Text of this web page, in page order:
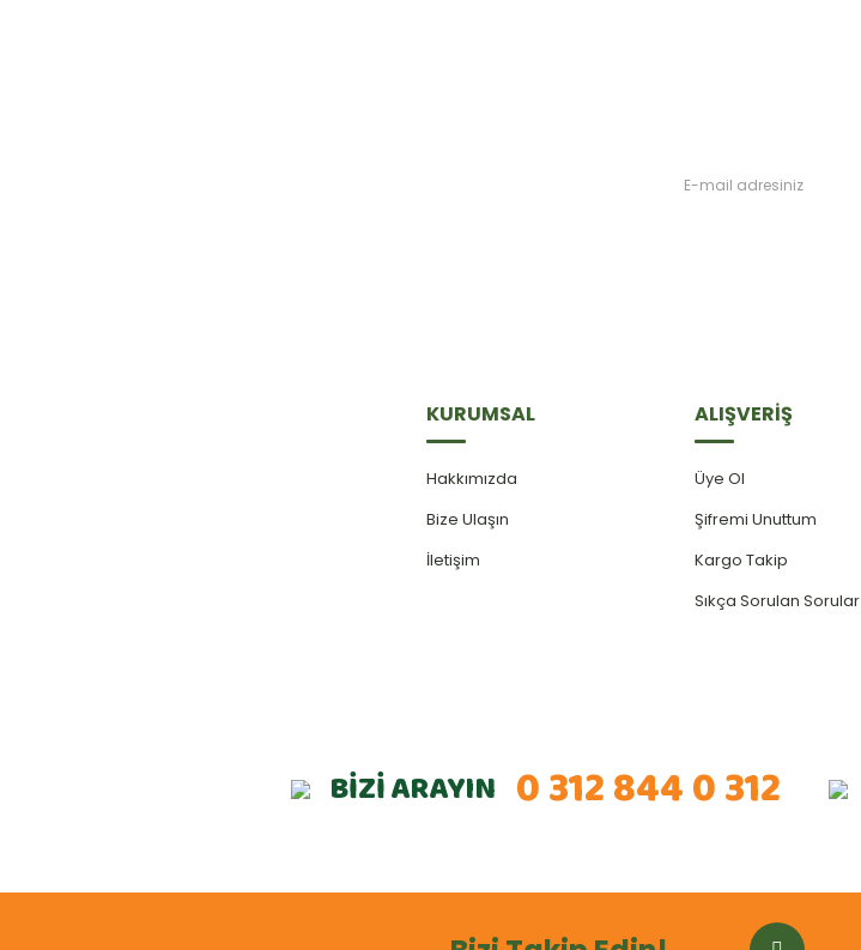
KURUMSAL
Hakkımızda
Bize Ulaşın
İletişim
ALIŞVERİŞ
Üye Ol
Şifremi Unuttum
Kargo Takip
Sıkça Sorulan Sorular
BİZİ ARAYIN 0 312 844 0 312